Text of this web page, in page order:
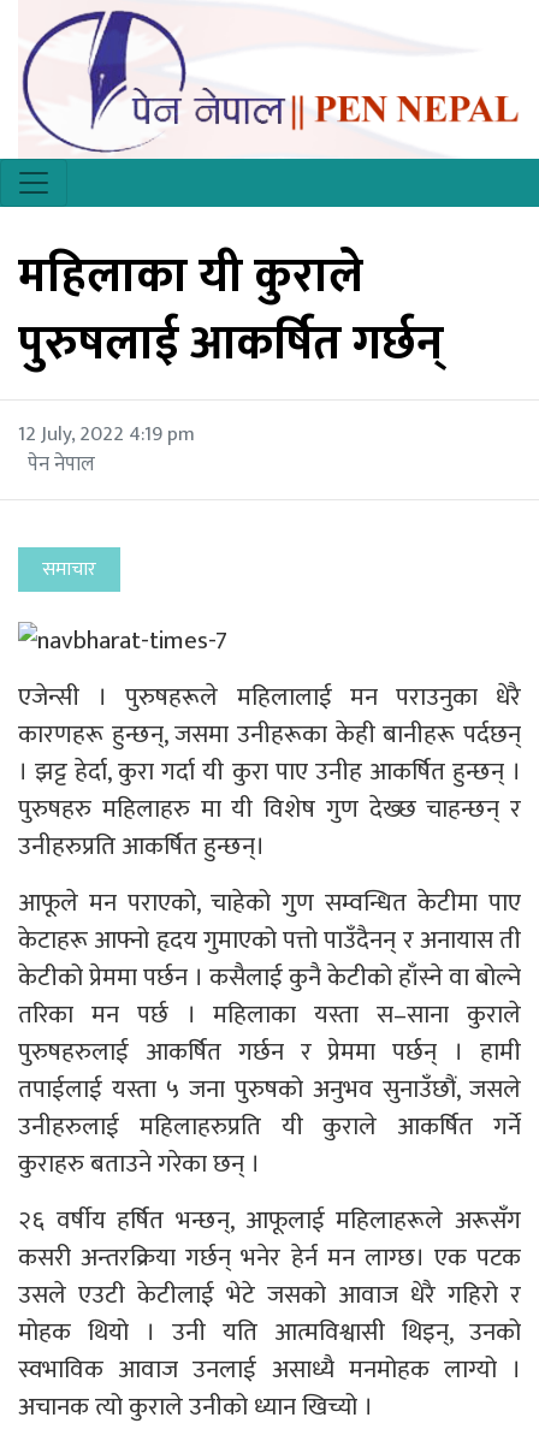
महिलाका यी कुराले
पुरुषलाई आकर्षित गर्छन्
12 July, 2022 4:19 pm
पेन नेपाल
समाचार
एजेन्सी । पुरुषहरूले महिलालाई मन पराउनुका धेरै
कारणहरू हुन्छन्, जसमा उनीहरूका केही बानीहरू पर्दछन्
। झट्ट हेर्दा, कुरा गर्दा यी कुरा पाए उनीह आकर्षित हुन्छन् ।
पुरुषहरु महिलाहरु मा यी विशेष गुण देख्छ चाहन्छन् र
उनीहरुप्रति आकर्षित हुन्छन्।
आफूले मन पराएको, चाहेको गुण सम्वन्धित केटीमा पाए
केटाहरू आफ्नो हृदय गुमाएको पत्तो पाउँदैनन् र अनायास ती
केटीको प्रेममा पर्छन । कसैलाई कुनै केटीको हाँस्ने वा बोल्ने
तरिका मन पर्छ । महिलाका यस्ता स–साना कुराले
पुरुषहरुलाई आकर्षित गर्छन र प्रेममा पर्छन् । हामी
तपाईलाई यस्ता ५ जना पुरुषको अनुभव सुनाउँछौं, जसले
उनीहरुलाई महिलाहरुप्रति यी कुराले आकर्षित गर्ने
कुराहरु बताउने गरेका छन् ।
२६ वर्षीय हर्षित भन्छन्, आफूलाई महिलाहरूले अरूसँग
कसरी अन्तरक्रिया गर्छन् भनेर हेर्न मन लाग्छ। एक पटक
उसले एउटी केटीलाई भेटे जसको आवाज धेरै गहिरो र
मोहक थियो । उनी यति आत्मविश्वासी थिइन्, उनको
स्वभाविक आवाज उनलाई असाध्यै मनमोहक लाग्यो ।
अचानक त्यो कुराले उनीको ध्यान खिच्यो ।